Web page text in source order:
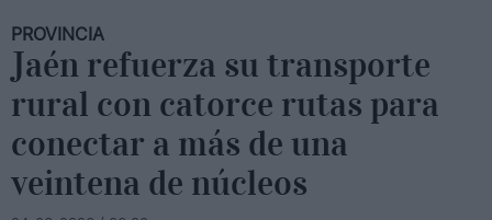
PROVINCIA
Jaén refuerza su transporte
rural con catorce rutas para
conectar a más de una
veintena de núcleos